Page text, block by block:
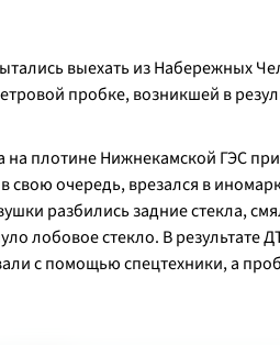
выехать из Набережных
пробке, возникшей в
плотине Нижнекамской ГЭС
свою очередь, врезался в
разбились задние стекла,
лобовое стекло. В результате
с помощью спецтехники, а